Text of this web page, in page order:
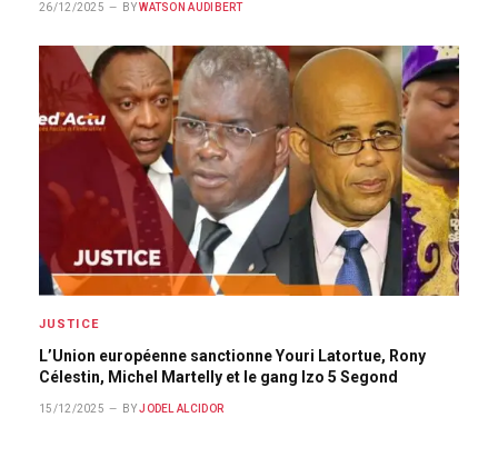
26/12/2025 BY WATSON AUDIBERT
JUSTICE
L’Union européenne sanctionne Youri Latortue, Rony
Célestin, Michel Martelly et le gang Izo 5 Segond
15/12/2025 BY JODEL ALCIDOR